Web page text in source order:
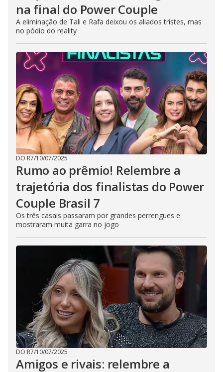
na final do Power Couple
A eliminação de Tali e Rafa deixou os aliados tristes, mas
no pódio do reality
DO R7/10/07/2025
Rumo ao prêmio! Relembre a
trajetória dos finalistas do Power
Couple Brasil 7
Os três casais passaram por grandes perrengues e
mostraram muita garra no jogo
DO R7/10/07/2025
Amigos e rivais: relembre a